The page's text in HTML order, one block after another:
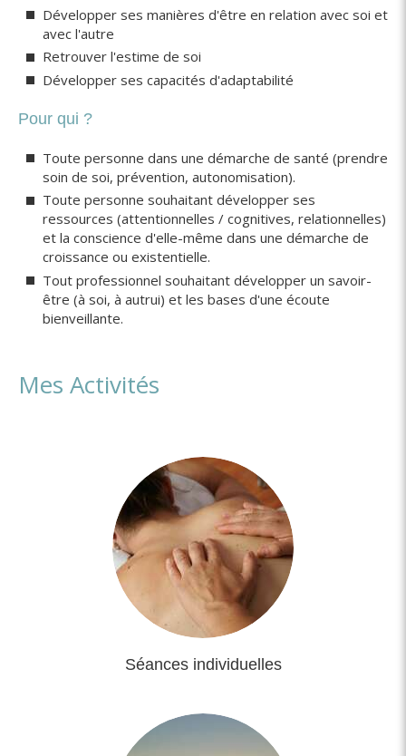
Développer ses manières d'être en relation avec soi et
avec l'autre
Retrouver l'estime de soi
Développer ses capacités d'adaptabilité
Pour qui ?
Toute personne dans une démarche de santé (prendre
soin de soi, prévention, autonomisation).
Toute personne souhaitant développer ses
ressources (attentionnelles / cognitives, relationnelles)
et la conscience d'elle-même dans une démarche de
croissance ou existentielle.
Tout professionnel souhaitant développer un savoir-
être (à soi, à autrui) et les bases d'une écoute
bienveillante.
Mes Activités
Séances individuelles